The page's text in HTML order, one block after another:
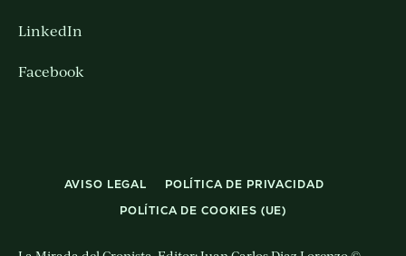
LinkedIn
Facebook
AVISO LEGAL
POLÍTICA DE PRIVACIDAD
POLÍTICA DE COOKIES (UE)